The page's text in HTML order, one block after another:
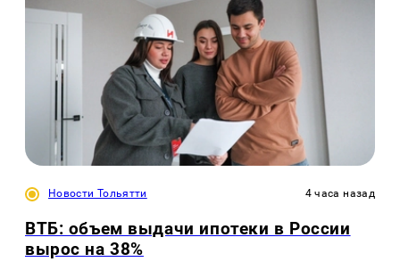
Новости Тольятти 4 часа назад
ВТБ: объем выдачи ипотеки в России
вырос на 38%